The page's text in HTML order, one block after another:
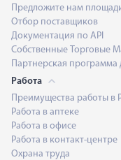
Предложите нам
Отбор поставщиков
Документация по API
Собственные Торговые
Партнерская программа
Работа
Преимущества работы в
Работа в аптеке
Работа в офисе
Работа в контакт-центре
Охрана труда